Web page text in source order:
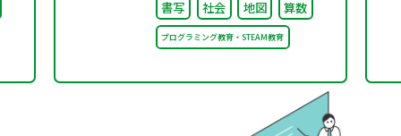
オン」に出展・協賛しま
す～
書写
社会 地図 算数
プログラミング教育・STEAM教育